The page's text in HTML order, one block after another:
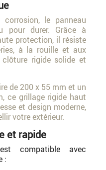
le panneau
pour durer. Grâce à
protection, il résiste
à la rouille et aux
rigide solide et
de 200 x 55 mm et un
ce grillage rigide haut
et design moderne,
votre extérieur.
et rapide
compatible avec
: